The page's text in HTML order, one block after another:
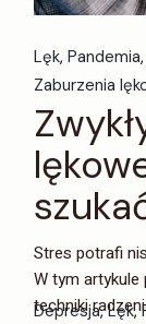
Lęk Pandemia
Zaburzenia
Stres potrafi
W tym
techniki
Depresja Lęk